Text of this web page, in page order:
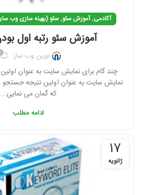
آکادمی,آموزش سئو,سئو (بهینه سازی وب
آموزش سئو رتبه اول
نوین وب ساز
چند گام برای نمایش سایت به عنوان
نمایش سایت به عنوان اولین نتیجه جستجو
که گمان می نمایی...
ادامه مطلب
17
ژانویه